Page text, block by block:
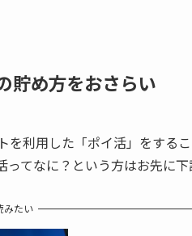
貯め方をおさらい
を利用した「ポイ活」をする
ってなに？という方はお先に下
みたい